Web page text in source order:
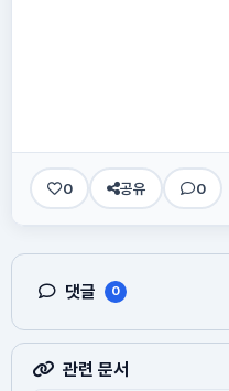
0 공유 0
댓글 0
관련 문서